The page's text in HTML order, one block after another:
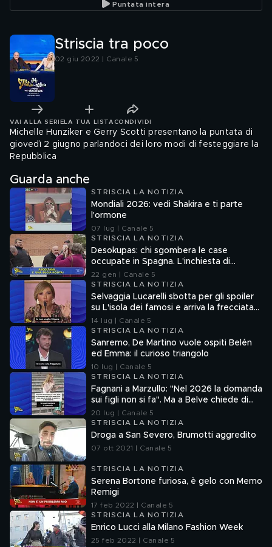
Puntata intera
Striscia tra poco
02 giu 2022 | Canale 5
VAI ALLA SERIE LA TUA LISTA CONDIVIDI
Michelle Hunziker e Gerry Scotti presentano la puntata di
giovedì 2 giugno parlandoci dei loro modi di festeggiare la
Repubblica
Guarda anche
STRISCIA LA NOTIZIA
Mondiali 2026: vedi Shakira e ti parte
l'ormone
07 lug | Canale 5
STRISCIA LA NOTIZIA
Desokupas: chi sgombera le case
occupate in Spagna. L'inchiesta di
Francesco Mazza
22 gen | Canale 5
STRISCIA LA NOTIZIA
Selvaggia Lucarelli sbotta per gli spoiler
su L'isola dei famosi e arriva la frecciata
di Fedez
14 lug | Canale 5
STRISCIA LA NOTIZIA
Sanremo, De Martino vuole ospiti Belén
ed Emma: il curioso triangolo
10 lug | Canale 5
STRISCIA LA NOTIZIA
Fagnani a Marzullo: "Nel 2026 la domanda
sui figli non si fa". Ma a Belve chiede di
aborto e maternità
20 lug | Canale 5
STRISCIA LA NOTIZIA
Droga a San Severo, Brumotti aggredito
07 ott 2021 | Canale 5
STRISCIA LA NOTIZIA
Serena Bortone furiosa, è gelo con Memo
Remigi
17 feb 2022 | Canale 5
STRISCIA LA NOTIZIA
Enrico Lucci alla Milano Fashion Week
25 feb 2022 | Canale 5